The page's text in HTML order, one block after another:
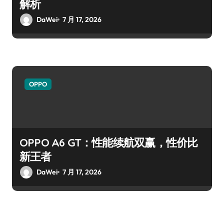
解析
DaWei 7 月 17, 2026
OPPO
OPPO A6 GT：性能续航双赢，性价比
新王者
DaWei 7 月 17, 2026